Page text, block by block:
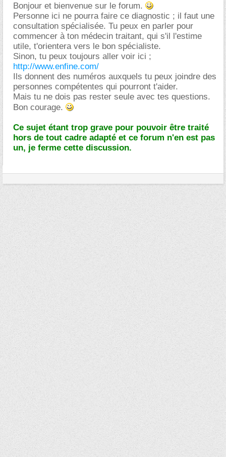
Bonjour et bienvenue sur le forum.
Personne ici ne pourra faire ce diagnostic ; il faut une
consultation spécialisée. Tu peux en parler pour
commencer à ton médecin traitant, qui s'il l'estime
utile, t'orientera vers le bon spécialiste.
Sinon, tu peux toujours aller voir ici ;
http://www.enfine.com/
Ils donnent des numéros auxquels tu peux joindre des
personnes compétentes qui pourront t'aider.
Mais tu ne dois pas rester seule avec tes questions.
Bon courage.
Ce sujet étant trop grave pour pouvoir être traité
hors de tout cadre adapté et ce forum n'en est pas
un, je ferme cette discussion.